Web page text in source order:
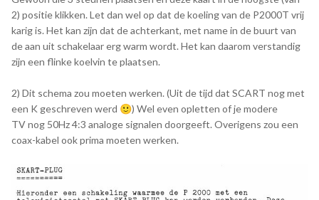
2) positie klikken. Let dan wel op dat de koeling van de P2000T vrij
karig is. Het kan zijn dat de achterkant, met name in de buurt van
de aan uit schakelaar erg warm wordt. Het kan daarom verstandig
zijn een flinke koelvin te plaatsen.
2) Dit schema zou moeten werken. (Uit de tijd dat SCART nog met
een K geschreven werd 🙂) Wel even opletten of je modere
TV nog 50Hz 4:3 analoge signalen doorgeeft. Overigens zou een
coax-kabel ook prima moeten werken.